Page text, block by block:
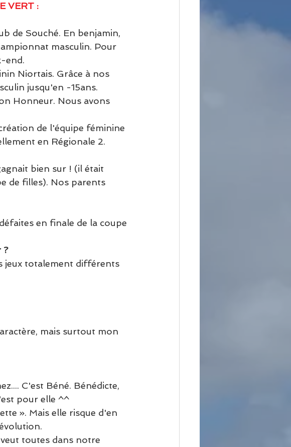
VERT :
de Souché. En benjamin,
masculin. Pour
end.
Niortais. Grâce à nos
jusqu'en -15ans.
Honneur. Nous avons
de l'équipe féminine
en Régionale 2.
bien sur ! (il était
de filles). Nos parents
en finale de la coupe
?
jeux totalement différents
mais surtout mon
C'est Béné. Bénédicte,
pour elle ^^
». Mais elle risque d'en
toutes dans notre